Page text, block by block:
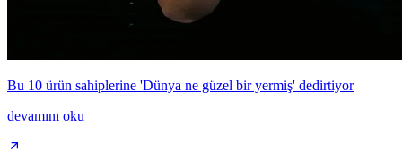
Bu 10 ürün sahiplerine 'Dünya ne güzel bir yermiş' dedirtiyor
devamını oku